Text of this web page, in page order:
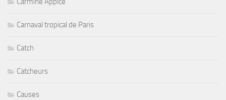
Carnaval tropical de Paris
Catch
Catcheurs
Causes